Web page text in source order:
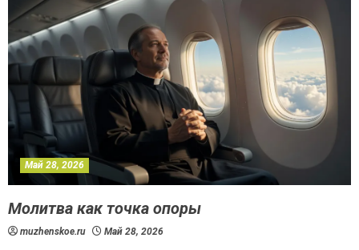
Май 28, 2026
Молитва как точка опоры
muzhenskoe.ru Май 28, 2026